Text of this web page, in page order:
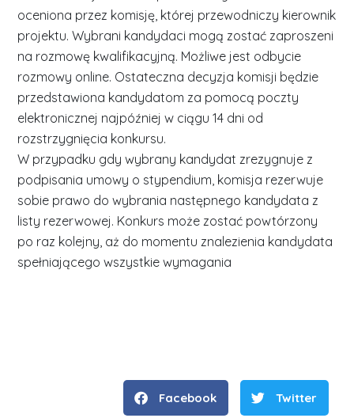
oceniona przez komisję, której przewodniczy kierownik
projektu. Wybrani kandydaci mogą zostać zaproszeni
na rozmowę kwalifikacyjną. Możliwe jest odbycie
rozmowy online. Ostateczna decyzja komisji będzie
przedstawiona kandydatom za pomocą poczty
elektronicznej najpóźniej w ciągu 14 dni od
rozstrzygnięcia konkursu.
W przypadku gdy wybrany kandydat zrezygnuje z
podpisania umowy o stypendium, komisja rezerwuje
sobie prawo do wybrania następnego kandydata z
listy rezerwowej. Konkurs może zostać powtórzony
po raz kolejny, aż do momentu znalezienia kandydata
spełniającego wszystkie wymagania
Facebook Twitter